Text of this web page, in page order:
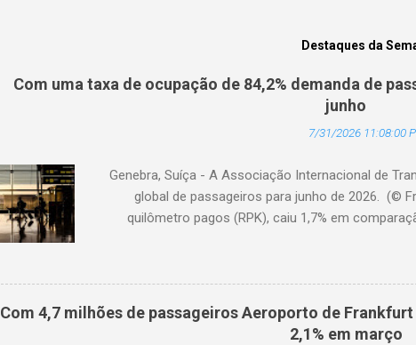
Destaques da
Com uma taxa de ocupação de 84,2% demanda de
junho
7/31/2026 11:08:00
Genebra, Suíça - A Associação Internacional de
global de passageiros para junho de 2026. (©
quilômetro pagos (RPK), caiu 1,7% em
1,3% em relação ao ano anterior. A taxa de
com junho de 2025). A demanda internacional
Oriente Médio, a demanda cresceu 1,1%. A
de ocupação foi de 84,2% (-0,2 ponto
Com 4,7 milhões de passageiros Aeroporto de
2,1% em março